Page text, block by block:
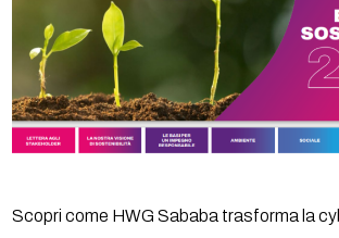
Scopri come HWG Sababa trasforma la